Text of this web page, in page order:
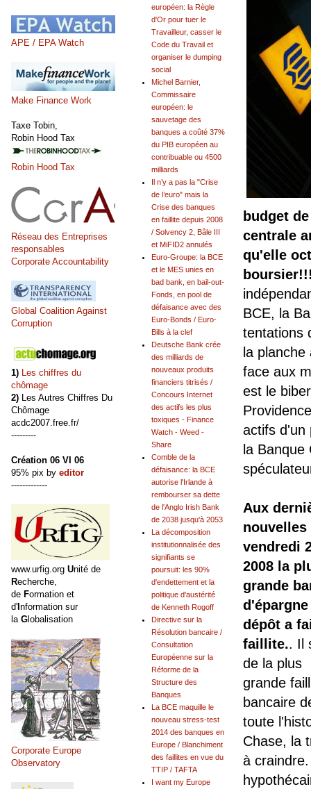
budget
centrale
qu'elle
BCE, la
tentations
la
face aux
est le
actifs d'un
la
Aux
nouvelles
vendredi
2008 la
grande
dépôt a
faillite.. Il
de la plus
grande
bancaire
toute
Chase, la
à
européen: la Règle
d'Or pour tuer le
Travailleur, casser le
Code du Travail et
organiser le dumping
social
Michel Barnier,
Commissaire
européen: le
sauvetage des
banques a coûté 37%
du PIB européen au
contribuable ou 4500
milliards
Il n’y a pas la "Crise
de l’euro" mais la
Crise des banques
en faillite depuis 2008
/ Solvency 2, Bâle III
et MiFID2 annulés
Euro-Groupe: la BCE
et le MES unies en
bad bank, en bail-out-
Fonds, en pool de
défaisance avec des
Euro-Bonds / Euro-
Bills à la clef
Deutsche Bank crée
des milliards de
nouveaux produits
financiers titrisés /
Concours Internet
des actifs les plus
toxiques - Finance
Watch - Weed -
Share
Comble de la
défaisance: la BCE
autorise l'Irlande à
rembourser sa dette
de l'Anglo Irish Bank
de 2038 jusqu'à 2053
La décomposition
institutionnalisée des
signifiants se
poursuit: les 90%
d'endettement et la
politique d'austérité
de Kenneth Rogoff
Directive sur la
Résolution bancaire /
Consultation
Européenne sur la
Réforme de la
Structure des
Banques
La BCE maquille le
nouveau stress-test
2014 des banques en
Europe / Blanchiment
des faillites en vue du
TTIP / TAFTA
I want my Europe
APE / EPA Watch
Make Finance Work
Taxe Tobin,
Robin Hood Tax
Robin Hood Tax
Réseau des Entreprises
responsables
Corporate Accountability
Global Coalition Against
Corruption
1) Les chiffres du
chômage
2) Les Autres Chiffres Du
Chômage
acdc2007.free.fr/
---------
Création 06 VI 06
95% pix by editor
-------------
www.urfig.org Unité de
Recherche,
de Formation et
d'Information sur
la Globalisation
Corporate Europe
Observatory